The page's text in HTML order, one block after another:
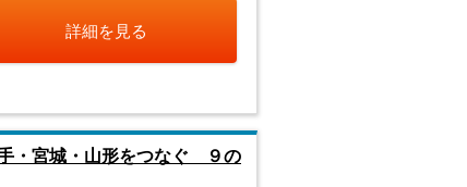
詳細を見る
・宮城・山形をつなぐ ９の